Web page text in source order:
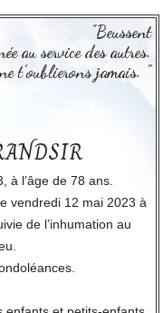
"Beussent
au service des autres.
t’oublierons jamais. "
à l’âge de 78 ans.
vendredi 12 mai 2023 à
de l’inhumation au